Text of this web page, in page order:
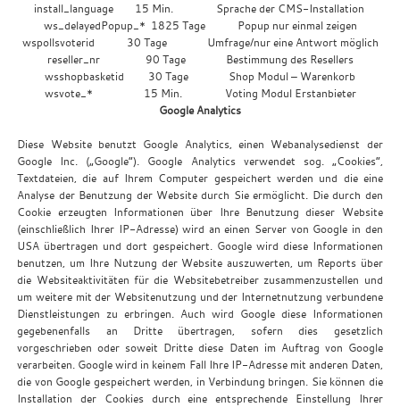
install_language 15 Min. Sprache der CMS-Installation
ws_delayedPopup_* 1825 Tage Popup nur einmal zeigen
wspollsvoterid 30 Tage Umfrage/nur eine Antwort möglich
reseller_nr 90 Tage Bestimmung des Resellers
wsshopbasketid 30 Tage Shop Modul – Warenkorb
wsvote_* 15 Min. Voting Modul Erstanbieter
Google Analytics
Diese Website benutzt Google Analytics, einen Webanalysedienst der
Google Inc. („Google“). Google Analytics verwendet sog. „Cookies“,
Textdateien, die auf Ihrem Computer gespeichert werden und die eine
Analyse der Benutzung der Website durch Sie ermöglicht. Die durch den
Cookie erzeugten Informationen über Ihre Benutzung dieser Website
(einschließlich Ihrer IP-Adresse) wird an einen Server von Google in den
USA übertragen und dort gespeichert. Google wird diese Informationen
benutzen, um Ihre Nutzung der Website auszuwerten, um Reports über
die Websiteaktivitäten für die Websitebetreiber zusammenzustellen und
um weitere mit der Websitenutzung und der Internetnutzung verbundene
Dienstleistungen zu erbringen. Auch wird Google diese Informationen
gegebenenfalls an Dritte übertragen, sofern dies gesetzlich
vorgeschrieben oder soweit Dritte diese Daten im Auftrag von Google
verarbeiten. Google wird in keinem Fall Ihre IP-Adresse mit anderen Daten,
die von Google gespeichert werden, in Verbindung bringen. Sie können die
Installation der Cookies durch eine entsprechende Einstellung Ihrer